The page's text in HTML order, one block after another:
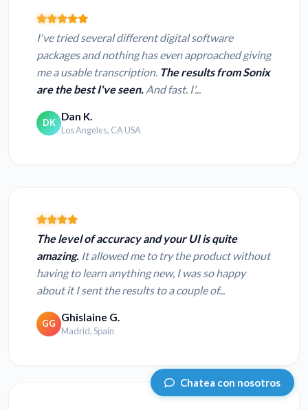
I've tried several different digital software
packages and nothing has even approached giving
me a usable transcription. The results from Sonix
are the best I've seen. And fast. I'...
DK Dan K.
Los Angeles, CA USA
The level of accuracy and your UI is quite
amazing. It allowed me to try the product without
having to learn anything new, I was so happy
about it I sent the results to a couple of...
GG Ghislaine G.
Madrid, Spain
Chatea con nosotros